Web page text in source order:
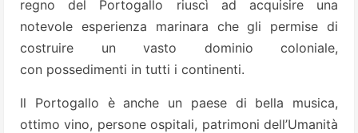
regno del Portogallo riuscì ad acquisire una
notevole esperienza marinara che gli permise di
costruire un vasto dominio coloniale,
con possedimenti in tutti i continenti.
Il Portogallo è anche un paese di bella musica,
ottimo vino, persone ospitali, patrimoni dell’Umanità